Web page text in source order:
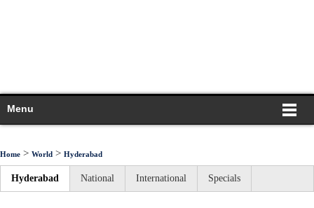
Menu
Home > World > Hyderabad
Hyderabad National International Specials